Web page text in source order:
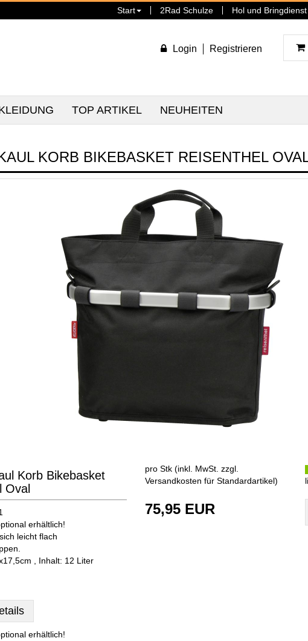
Start 2Rad Schulze Hol und Bringdienst
Login Registrieren
TOP ARTIKEL NEUHEITEN
KORB BIKEBASKET REISENTHEL
Korb Bikebasket
Oval
erhältlich!
leicht flach
, Inhalt: 12 Liter
pro Stk (inkl. MwSt. zzgl.
Versandkosten für Standardartikel)
75,95 EUR
erhältlich!